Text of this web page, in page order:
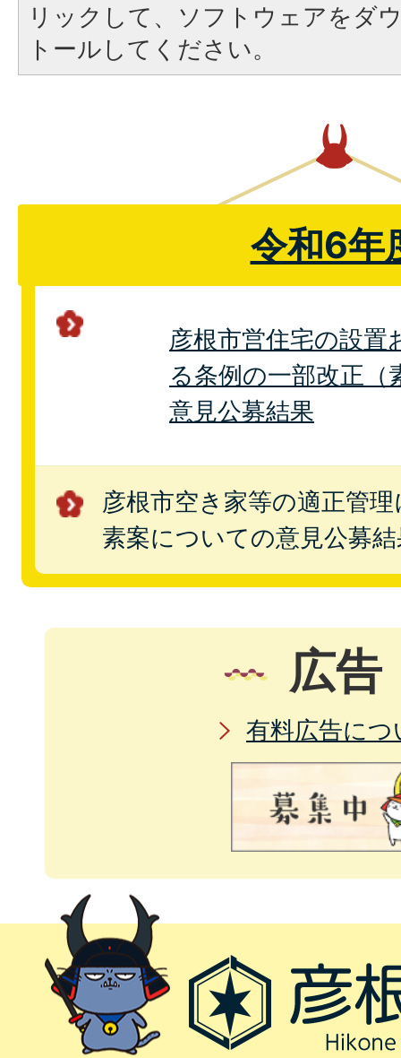
リックして、ソフトウェアをダ
トールしてください。
令和6年
彦根市営住宅の設置
る条例の一部改正
意見公募結果
彦根市空き家等の適正管
素案についての意見公募
広告
有料広告につ